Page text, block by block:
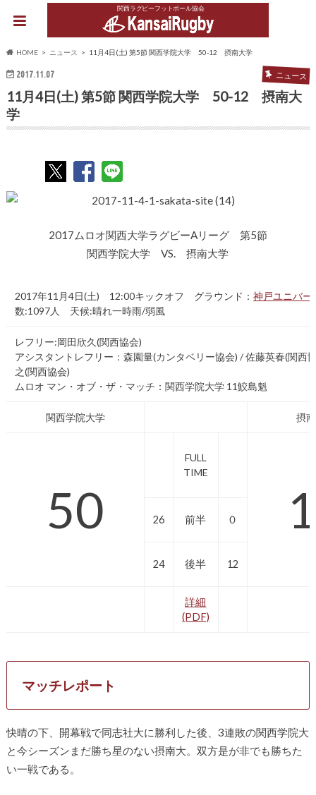
関西ラグビーフットボール協会
HOME ニュース 11月4日(土) 第5節 関西学院大学 50-12 摂南大学
2017.11.07 ニュース
11月4日(土) 第5節 関西学院大学 50-12 摂南大
学
2017ムロオ関西大学ラグビーAリーグ 第5節
関西学院大学 VS. 摂南大学
2017年11月4日(土) 12:00キックオフ グラウンド：神戸ユニバー
数:1097人 天候:晴れ一時雨/弱風
レフリー:岡田欣久(関西協会)
アシスタントレフリー：森園量(カンタベリー協会) / 佐藤英春(関西
之(関西協会)
ムロオ マン・オブ・ザ・マッチ：関西学院大学 11鮫島魁
関西学院大学 摂
50
FULL
TIME
26 前半 ０
24 後半 12
詳細
(PDF)
マッチレポート
快晴の下、開幕戦で同志社大に勝利した後、3連敗の関西学院大
と今シーズンまだ勝ち星のない摂南大。双方是が非でも勝ちた
い一戦である。